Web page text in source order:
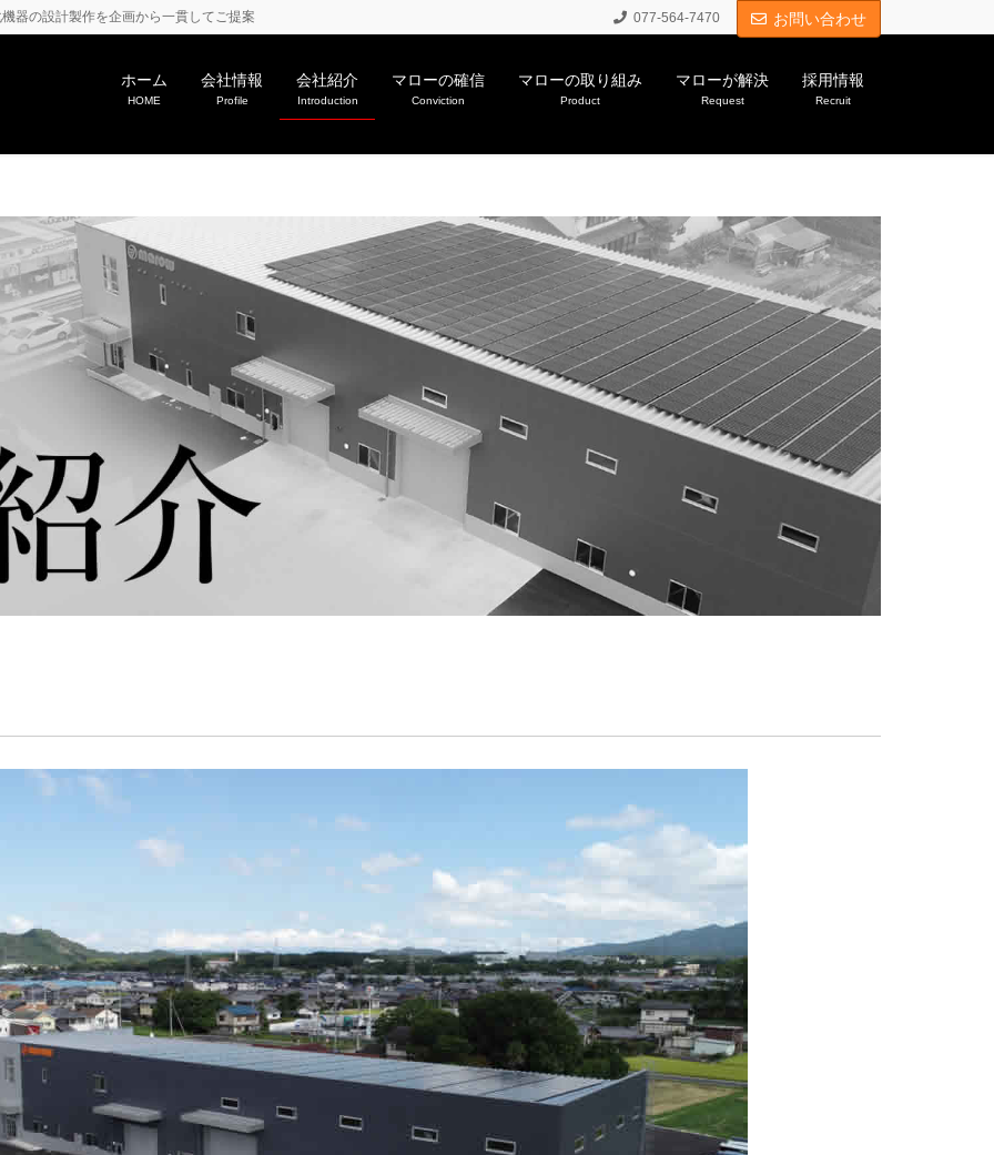
器の設計製作を企画から一貫してご提案 077-564-7470 お問い合わせ
ホーム
HOME
会社情報
Profile
会社紹介
Introduction
マローの確信
Conviction
マローの取り組み
Product
マローが解決
Request
採用情報
Recruit